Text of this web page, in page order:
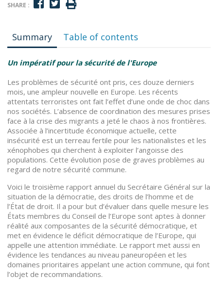
SHARE :
Summary Table of contents
Un impératif pour la sécurité de l'Europe
Les problèmes de sécurité ont pris, ces douze derniers
mois, une ampleur nouvelle en Europe. Les récents
attentats terroristes ont fait l’effet d’une onde de choc dans
nos sociétés. L’absence de coordination des mesures prises
face à la crise des migrants a jeté le chaos à nos frontières.
Associée à l’incertitude économique actuelle, cette
insécurité est un terreau fertile pour les nationalistes et les
xénophobes qui cherchent à exploiter l’angoisse des
populations. Cette évolution pose de graves problèmes au
regard de notre sécurité commune.
Voici le troisième rapport annuel du Secrétaire Général sur la
situation de la démocratie, des droits de l’homme et de
l’État de droit. Il a pour but d’évaluer dans quelle mesure les
États membres du Conseil de l’Europe sont aptes à donner
réalité aux composantes de la sécurité démocratique, et
met en évidence le déficit démocratique de l’Europe, qui
appelle une attention immédiate. Le rapport met aussi en
évidence les tendances au niveau paneuropéen et les
domaines prioritaires appelant une action commune, qui font
l’objet de recommandations.